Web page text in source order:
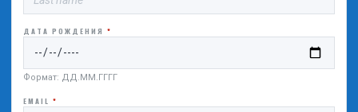
ДАТА РОЖДЕНИЯ *
Формат: ДД.ММ.ГГГГ
EMAIL *